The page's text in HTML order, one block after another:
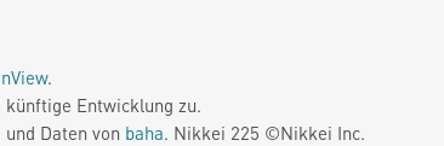
.
künftige Entwicklung zu.
Daten von baha. Nikkei 225 ©Nikkei Inc.